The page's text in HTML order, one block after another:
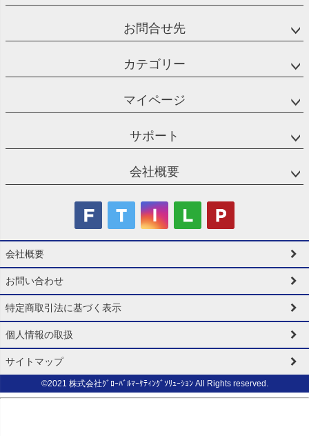
お問合せ先
カテゴリー
マイページ
サポート
会社概要
会社概要
お問い合わせ
特定商取引法に基づく表示
個人情報の取扱
サイトマップ
©2021 株式会社ｸﾞﾛｰﾊﾞﾙﾏｰｹﾃｨﾝｸﾞｿﾘｭｰｼｮﾝ All Rights reserved.